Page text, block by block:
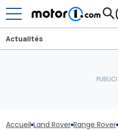
Actualités
Accueil Land Rover Range Rover